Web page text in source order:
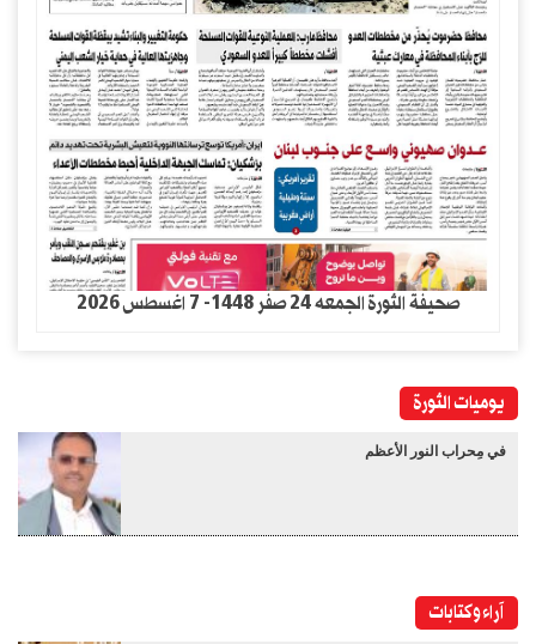
صحيفة الثورة الجمعه 24 صفر 1448- 7 اغسطس 2026
يوميات الثورة
في مِحراب النور الأعظم
آراء وكتابات